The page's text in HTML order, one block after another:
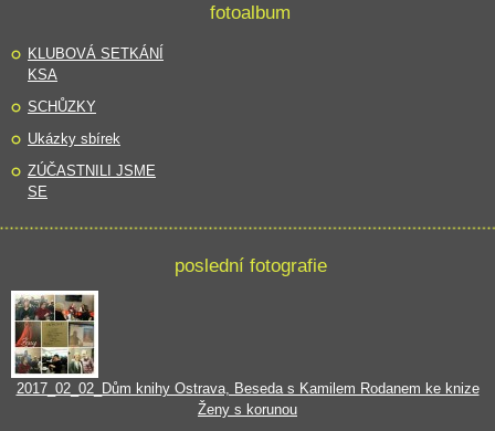
fotoalbum
KLUBOVÁ SETKÁNÍ
KSA
SCHŮZKY
Ukázky sbírek
ZÚČASTNILI JSME
SE
poslední fotografie
2017_02_02_Dům knihy Ostrava, Beseda s Kamilem Rodanem ke knize
Ženy s korunou